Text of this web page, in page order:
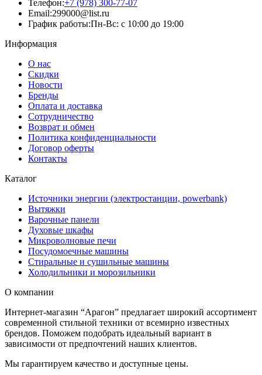
Телефон:+7 (978) 300-77-07
Email:299000@list.ru
График работы:Пн-Вс: с 10:00 до 19:00
Информация
О нас
Скидки
Новости
Бренды
Оплата и доставка
Сотрудничество
Возврат и обмен
Политика конфиденциальности
Договор оферты
Контакты
Каталог
Источники энергии (электростанции, powerbank)
Вытяжки
Варочные панели
Духовые шкафы
Микроволновые печи
Посудомоечные машины
Стиральные и сушильные машины
Холодильники и морозильники
О компании
Интернет-магазин “Арагон” предлагает широкий ассортимент
современной стильной техники от всемирно известных
брендов. Поможем подобрать идеальный вариант в
зависимости от предпочтений наших клиентов.
Мы гарантируем качество и доступные цены.